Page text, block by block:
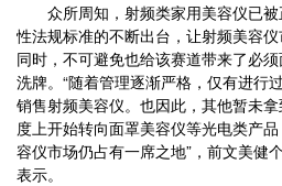
众所周知，射频类家用美容仪已被
性法规标准的不断出台，让射频美容
同时，不可避免也给该赛道带来了必
洗牌。“随着管理逐渐严格，仅有进行
销售射频美容仪。也因此，其他暂未
度上开始转向面罩美容仪等光电类产
容仪市场仍占有一席之地”，前文美健
表示。